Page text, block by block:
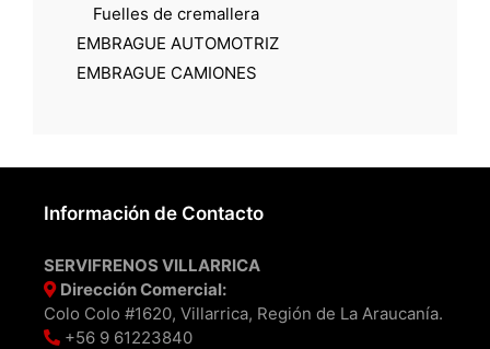
Fuelles de cremallera
EMBRAGUE AUTOMOTRIZ
EMBRAGUE CAMIONES
Información de Contacto
SERVIFRENOS VILLARRICA
Dirección Comercial:
Colo Colo #1620, Villarrica, Región de La Araucanía.
+56 9 61223840